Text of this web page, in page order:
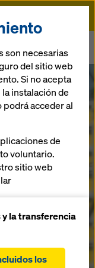
son necesarias
del sitio web
Si no acepta
instalación de
acceder al
de
voluntario.
sitio web
y
la transferencia
los